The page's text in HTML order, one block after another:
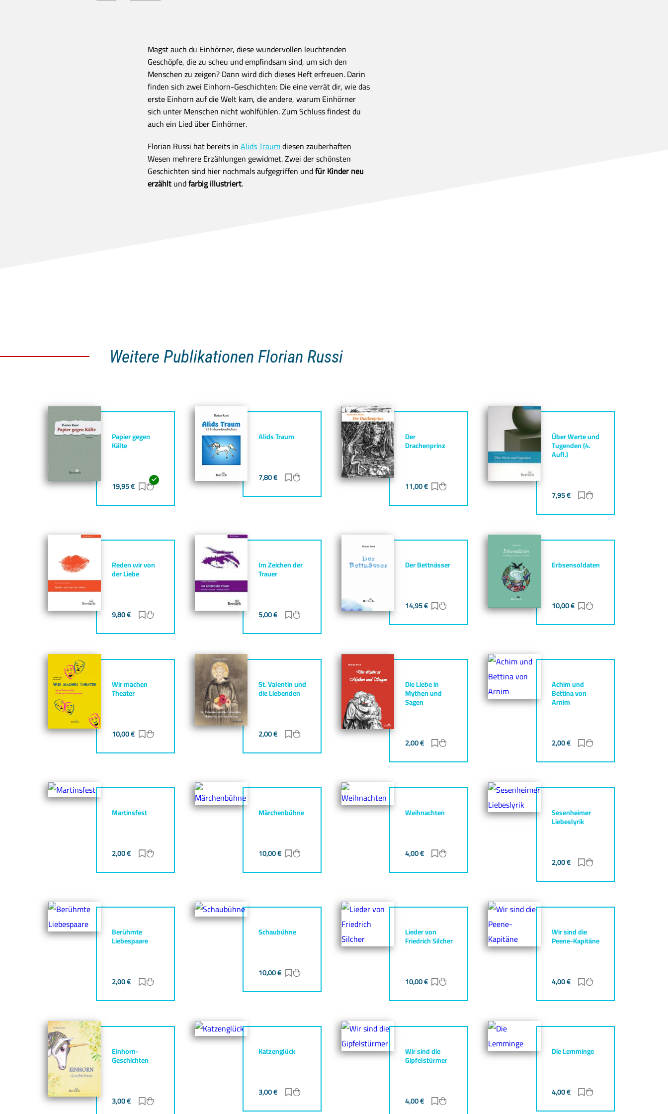
Magst auch du Einhörner, diese wundervollen leuchtenden
Geschöpfe, die zu scheu und empfindsam sind, um sich den
Menschen zu zeigen? Dann wird dich dieses Heft erfreuen. Darin
finden sich zwei Einhorn-Geschichten: Die eine verrät dir, wie das
erste Einhorn auf die Welt kam, die andere, warum Einhörner
sich unter Menschen nicht wohlfühlen. Zum Schluss findest du
auch ein Lied über Einhörner.
Florian Russi hat bereits inAlids Traumdiesen zauberhaften
Wesen mehrere Erzählungen gewidmet. Zwei der schönsten
Geschichten sind hier nochmals aufgegriffen undfür Kinder neu
erzähltundfarbig illustriert.
Weitere Publikationen Florian Russi
Papier gegen
Kälte
19,95€ Zur Merkliste hinzufügen
Zum Warenkorb hinzufügen
Alids Traum
7,80€ Zur Merkliste hinzufügen
Zum Warenkorb hinzufügen
Der
Drachenprinz
11,00€ Zur Merkliste hinzufügen
Zum Warenkorb hinzufügen
Über Werte und
Tugenden (4.
Aufl.)
7,95€ Zur Merkliste
Reden wir von
der Liebe
9,80€ Zur Merkliste hinzufügen
Zum Warenkorb hinzufügen
Im Zeichen der
Trauer
5,00€ Zur Merkliste hinzufügen
Zum Warenkorb hinzufügen
Der Bettnässer
14,95€ Zur Merkliste hinzufügen
Zum Warenkorb hinzufügen
Erbsensoldaten
10,00€ Zur Merkliste
Wir machen
Theater
10,00€ Zur Merkliste hinzufügen
Zum Warenkorb hinzufügen
St. Valentin und
die Liebenden
2,00€ Zur Merkliste hinzufügen
Zum Warenkorb hinzufügen
Die Liebe in
Mythen und
Sagen
2,00€ Zur Merkliste hinzufügen
Achim und
Bettina von
Arnim
2,00€ Zur Merkliste
Martinsfest
2,00€ Zur Merkliste hinzufügen
Märchenbühne
10,00€ Zur Merkliste hinzufügen
Weihnachten
4,00€ Zur Merkliste hinzufügen
Sesenheimer
Liebeslyrik
2,00€ Zur Merkliste
Berühmte
Liebespaare
2,00€ Zur Merkliste hinzufügen
Schaubühne
10,00€ Zur Merkliste hinzufügen
Lieder von
Friedrich Silcher
10,00€ Zur Merkliste hinzufügen
Wir sind die
Peene-Kapitäne
4,00€ Zur Merkliste
Einhorn-
Geschichten
3,00€ Zur Merkliste hinzufügen
Katzenglück
3,00€ Zur Merkliste hinzufügen
Wir sind die
Gipfelstürmer
4,00€ Zur Merkliste hinzufügen
Die Lemminge
4,00€ Zur Merkliste